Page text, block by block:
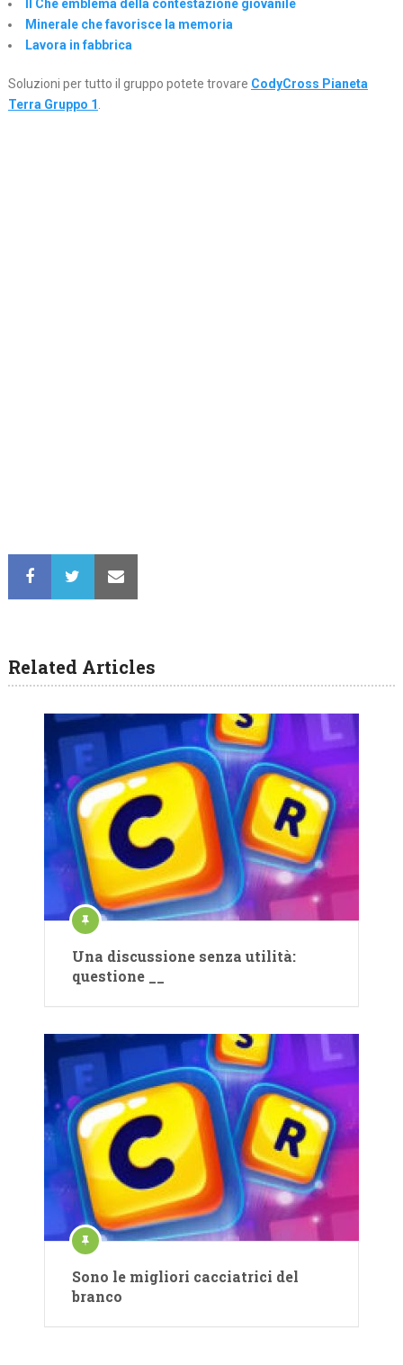
Il Che emblema della contestazione giovanile
Minerale che favorisce la memoria
Lavora in fabbrica
Soluzioni per tutto il gruppo potete trovare CodyCross Pianeta
Terra Gruppo 1.
Related Articles
Una discussione senza utilità:
questione __
Sono le migliori cacciatrici del
branco